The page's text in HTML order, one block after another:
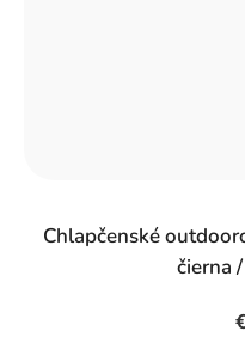
Chlapčenské
čierna